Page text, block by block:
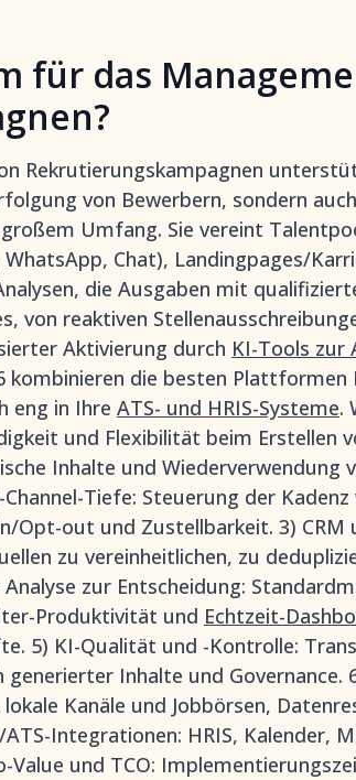
für das
Rekrutierungskampagnen
von Bewerbern, sondern
Umfang. Sie vereint
WhatsApp, Chat), Landingpages/
die Ausgaben mit
von reaktiven
Aktivierung durch KI-Tools zur
kombinieren die besten
eng in Ihre ATS- und HRIS-Systeme.
und Flexibilität beim Erstellen
Inhalte und Wiederverwendung
Tiefe: Steuerung der Kadenz
Opt-out und Zustellbarkeit. 3) CRM
zu vereinheitlichen, zu
zur Entscheidung:
Produktivität und Echtzeit-
5) KI-Qualität und -Kontrolle:
Inhalte und Governance.
Kanäle und Jobbörsen,
Integrationen: HRIS, Kalender,
Value und TCO: